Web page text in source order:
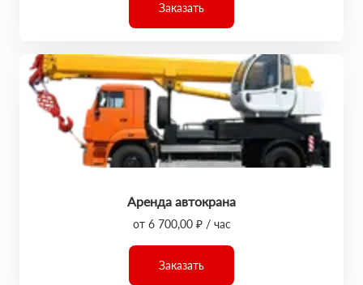
Заказать
Аренда автокрана
от 6 700,00 ₽ / час
Заказать